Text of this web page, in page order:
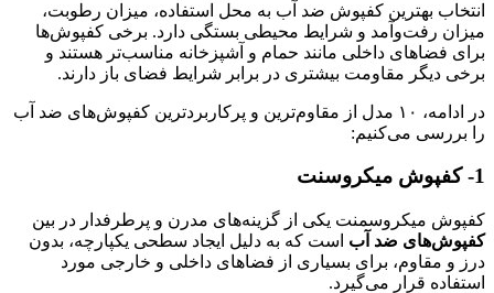
انتخاب بهترین کفپوش ضد آب به محل استفاده، میزان رطوبت،
میزان رفت‌وآمد و شرایط محیطی بستگی دارد. برخی کفپوش‌ها
برای فضاهای داخلی مانند حمام و آشپزخانه مناسب‌تر هستند و
برخی دیگر مقاومت بیشتری در برابر شرایط فضای باز دارند.
در ادامه، ۱۰ مدل از مقاوم‌ترین و پرکاربردترین کفپوش‌های ضد آب
را بررسی می‌کنیم:
1- کفپوش میکروسنت
کفپوش میکروسمنت یکی از گزینه‌های مدرن و پرطرفدار در بین
کفپوش‌های ضد آب است که به دلیل ایجاد سطحی یکپارچه، بدون
درز و مقاوم، برای بسیاری از فضاهای داخلی و خارجی مورد
استفاده قرار می‌گیرد.